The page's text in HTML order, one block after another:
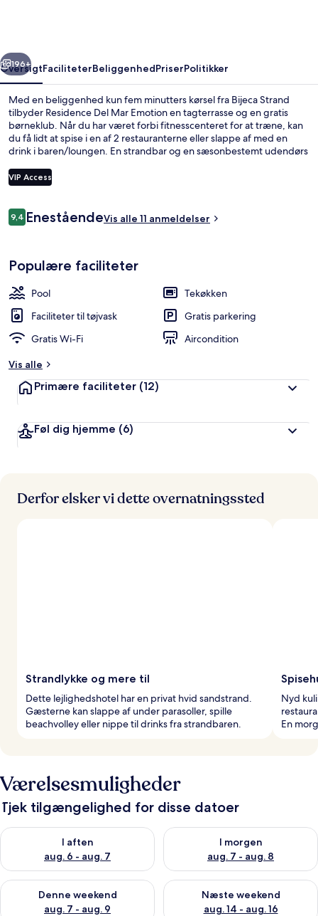
Overnatningsstedets facade
Næste
196+
OversigtFaciliteterBeliggenhedPriserPolitikker
Med en beliggenhed kun fem minutters kørsel fra Bijeca Strand
tilbyder Residence Del Mar Emotion en tagterrasse og en gratis
børneklub. Når du har været forbi fitnesscenteret for at træne, kan
du få lidt at spise i en af 2 restauranterne eller slappe af med en
drink i baren/loungen. En strandbar og en sæsonbestemt udendørs
brusehoved med spredningseffekt og espressomaskine.
VIP Access
Anmeldelser
9,49,4 ud af 10.
EneståendeVis alle 11 anmeldelser
Populære faciliteter
Pool
Tekøkken
Faciliteter til tøjvask
Gratis parkering
Gratis Wi-Fi
Aircondition
Vis alle
Primære faciliteter (12)
Føl dig hjemme (6)
Derfor elsker vi dette overnatningssted
Strandlykke og mere til
Dette lejlighedshotel har en privat hvid sandstrand.
Gæsterne kan slappe af under parasoller, spille
beachvolley eller nippe til drinks fra strandbaren.
Nyd
En
Værelsesmuligheder
Tjek tilgængelighed for disse datoer
I aften
aug. 6 - aug. 7
Tjek tilgængelighed for i aften aug. 6 - aug. 7
I morgen
aug. 7 - aug. 8
Tjek tilgængelighed for i
Denne weekend
aug. 7 - aug. 9
Tjek tilgængelighed for denne weekend aug. 7 - aug. 9
Næste weekend
aug. 14 - aug. 16
Tjek tilgængelighed for næste